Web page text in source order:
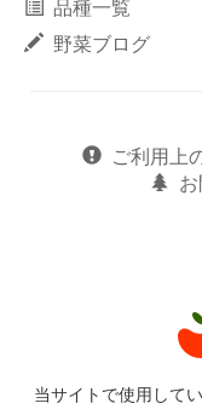
品種一覧
野菜ブログ
ご利用上
当サイトで使用して